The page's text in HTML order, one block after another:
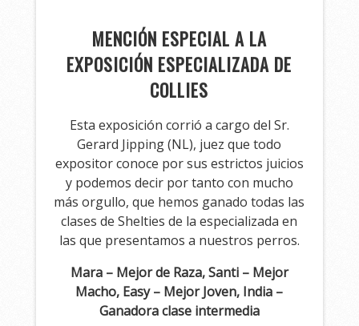
MENCIÓN ESPECIAL A LA
EXPOSICIÓN ESPECIALIZADA DE
COLLIES
Esta exposición corrió a cargo del Sr.
Gerard Jipping (NL), juez que todo
expositor conoce por sus estrictos juicios
y podemos decir por tanto con mucho
más orgullo, que hemos ganado todas las
clases de Shelties de la especializada en
las que presentamos a nuestros perros.
Mara – Mejor de Raza, Santi – Mejor
Macho, Easy – Mejor Joven, India –
Ganadora clase intermedia